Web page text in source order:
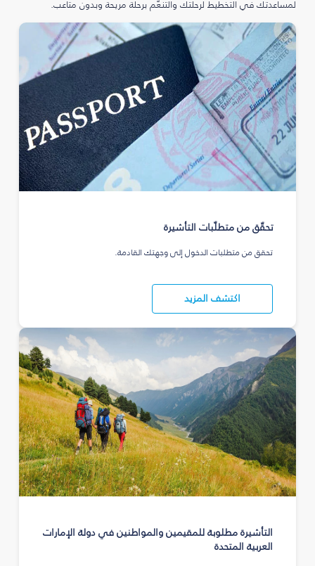
لمساعدتك في التخطيط لرحلتك والتنعّم برحلة مريحة وبدون متاعب.
تحقّق من متطلّبات التأشيرة
تحقق من متطلبات الدخول إلى وجهتك القادمة.
اكتشف المزيد
التأشيرة مطلوبة للمقيمين والمواطنين في دولة الإمارات
العربية المتحدة